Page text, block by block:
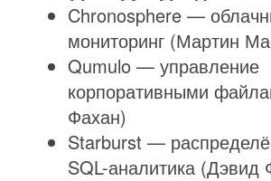
Chronosphere —
мониторинг (Мартин
Qumulo — управление
корпоративными
Фахан)
Starburst —
SQL-аналитика (Дэвид